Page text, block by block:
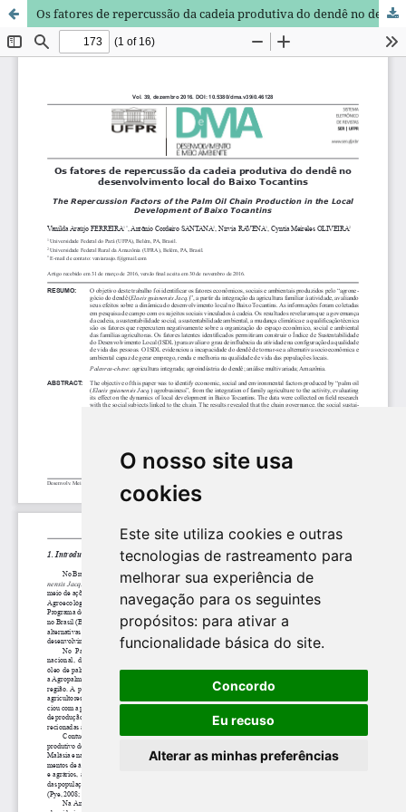
O nosso site usa
cookies
Este site utiliza cookies e outras
tecnologias de rastreamento para
melhorar sua experiência de
navegação para os seguintes
propósitos: para ativar a
funcionalidade básica do site.
Concordo
Eu recuso
Alterar as minhas preferências
Os fatores de repercussão da cadeia produtiva do dendê no desenvolvimento local do Baixo Tocantins